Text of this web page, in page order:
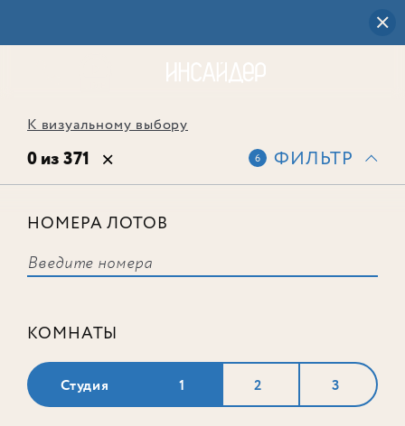
К визуальному выбору
0 из 371 6 ФИЛЬТР
НОМЕРА ЛОТОВ
КОМНАТЫ
Студия 1 2 3
соответствует ни одного лота